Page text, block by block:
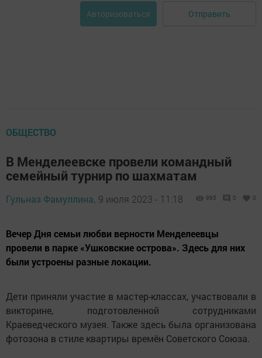
Авторизоваться Отправить
ОБЩЕСТВО
В Менделеевске провели командный
семейный турнир по шахматам
Гульназ Фамуллина, 9 июля 2023 - 11:18 995 0 0
Вечер Дня семьи любви верности Менделеевцы
провели в парке «Ушковские острова». Здесь для них
были устроены разные локации.
Дети приняли участие в мастер-классах, участвовали в
викторине, подготовленной сотрудниками
Краеведческого музея. Также здесь была организована
фотозона в стиле квартиры времён Советского Союза.